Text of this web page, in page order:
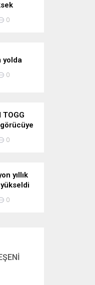
0
yolda
0
0
yıllık
0